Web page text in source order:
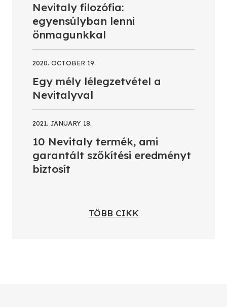
Nevitaly filozófia:
egyensúlyban lenni
önmagunkkal
2020. OCTOBER 19.
Egy mély lélegzetvétel a
Nevitalyval
2021. JANUARY 18.
10 Nevitaly termék, ami
garantált szőkítési eredményt
biztosít
TÖBB CIKK